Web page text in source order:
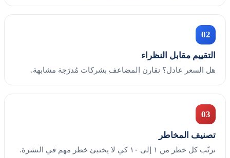
02
التقييم مقابل النظراء
هل السعر عادل؟ نقارن المضاعف بشركات مُدرَجة مشابهة.
03
تصنيف المخاطر
نرتّب كل خطر من ١ إلى ١٠ كي لا يختبئ خطر مهم في النشرة.